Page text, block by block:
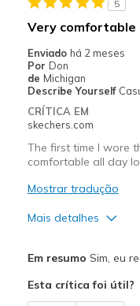
Sizing
View On Shoes
5
Very comfortable
Enviado há 2 meses
Por Don
de Michigan
Describe Yourself
CRÍTICA EM
skechers.com
The first time I wore
comfortable all day
Mostrar tradução
Mais detalhes
Comfortable
Em resumo Sim, eu
Esta crítica foi útil?